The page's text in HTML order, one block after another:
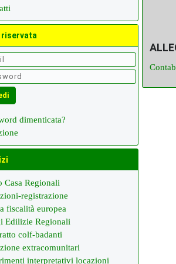
riservata
dimenticata?
Casa Regionali
registrazione
fiscalità europea
Edilizie Regionali
colf-badanti
extracomunitari
interpretativi locazioni